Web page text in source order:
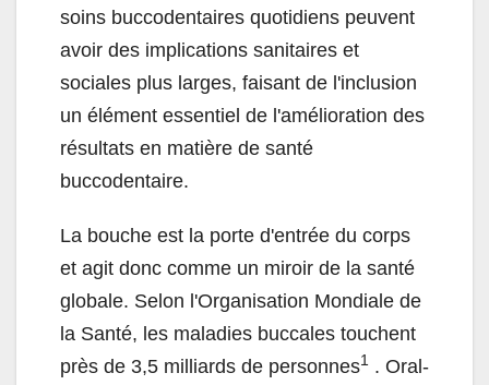
soins buccodentaires quotidiens peuvent
avoir des implications sanitaires et
sociales plus larges, faisant de l'inclusion
un élément essentiel de l'amélioration des
résultats en matière de santé
buccodentaire.
La bouche est la porte d'entrée du corps
et agit donc comme un miroir de la santé
globale. Selon l'Organisation Mondiale de
la Santé, les maladies buccales touchent
près de 3,5 milliards de personnes1 . Oral-